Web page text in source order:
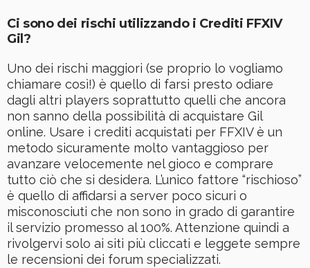
Ci sono dei rischi utilizzando i Crediti FFXIV
Gil?
Uno dei rischi maggiori (se proprio lo vogliamo
chiamare così!) è quello di farsi presto odiare
dagli altri players soprattutto quelli che ancora
non sanno della possibilità di acquistare Gil
online. Usare i crediti acquistati per FFXIV è un
metodo sicuramente molto vantaggioso per
avanzare velocemente nel gioco e comprare
tutto ciò che si desidera. L’unico fattore “rischioso”
è quello di affidarsi a server poco sicuri o
misconosciuti che non sono in grado di garantire
il servizio promesso al 100%. Attenzione quindi a
rivolgervi solo ai siti più cliccati e leggete sempre
le recensioni dei forum specializzati.